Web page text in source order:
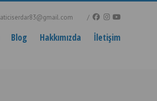
aticiserdar83@gmail.com
Blog Hakkımızda İletişim